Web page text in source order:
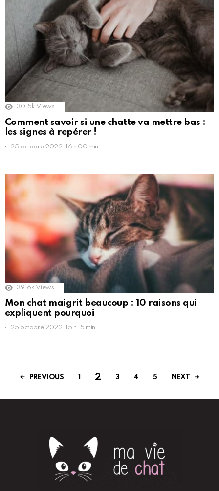
130.5k Views
Comment savoir si une chatte va mettre bas :
les signes à repérer !
25 octobre 2022, 16 h 00 min
139.6k Views
Mon chat maigrit beaucoup : 10 raisons qui
expliquent pourquoi
25 octobre 2022, 15 h 15 min
PREVIOUS 2 3 4 5 NEXT